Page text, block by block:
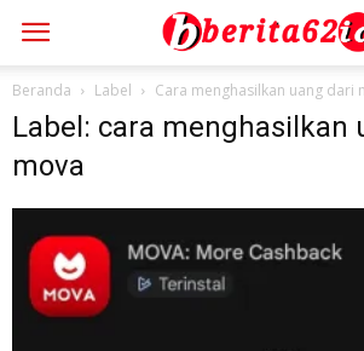
Beranda Label Cara menghasilkan uang dari
Label: cara menghasilkan
mova